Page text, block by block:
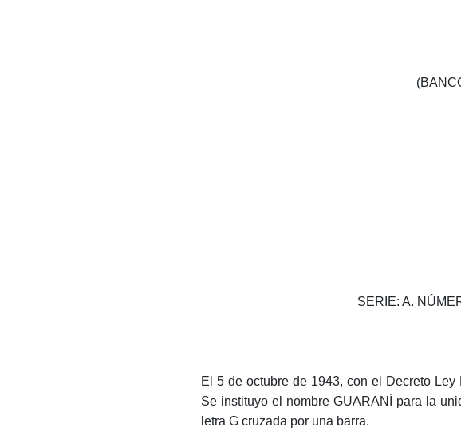
SERIE: A.
El 5 de octubre de 1943, con el Decreto
Se instituyo el nombre GUARANÍ para la
letra G cruzada por una barra.